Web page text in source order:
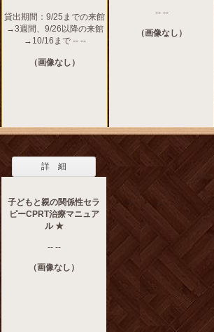
貸出期間：9/25までの来館
→3週間、9/26以降の来館
→10/16まで -- --
（画像なし）
-- --
（画像なし）
詳 細
子どもと親の関係性セラ
ピーCPRT治療マニュア
ル ★
-- --
（画像なし）